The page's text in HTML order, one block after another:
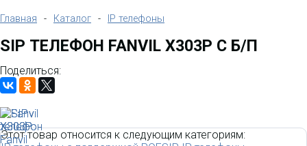
Главная - Каталог - IP телефоны
SIP ТЕЛЕФОН FANVIL X303P C Б/П
Поделиться:
Этот товар относится к следующим категориям: